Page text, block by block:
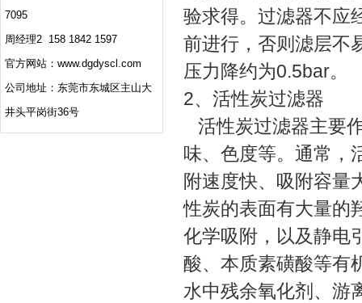
7095
周经理2 158 1842 1597
官方网站：www.dgdyscl.com
公司地址：东莞市东城区主山大
井头平岗街36号
验求得。过滤器不应
前进行，否则滤层不
压力降约为0.5bar。
2、活性炭过滤器
活性炭过滤器主要
味、色度等。通常，
附速度快、吸附容量
性炭的表面有大量的
化学吸附，以及静电
酸、本质素磺酸等有
水中残余氧化剂、游